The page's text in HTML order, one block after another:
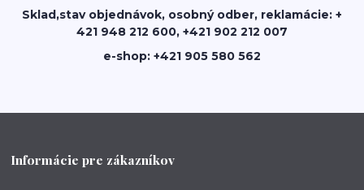
Sklad,stav objednávok, osobný odber, reklamácie: +
421 948 212 600, +421 902 212 007
e-shop: +421 905 580 562
Informácie pre zákazníkov